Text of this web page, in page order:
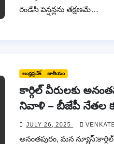
రెండేసి పెన్షన్లను తక్షణమే…
ఆంధ్రప్రదేశ్ జాతీయం
కార్గిల్ వీరులకు
నివాళి – బీజేపీ నేతల
JULY 26, 2025
అనంతపురం, మన